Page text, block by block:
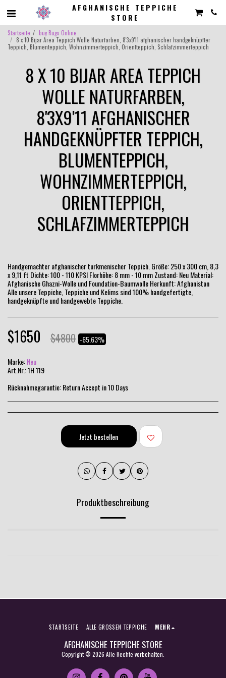
AFGHANISCHE TEPPICHE
STORE
Startseite
buy Rugs Online
8 x 10 Bijar Area Teppich Wolle Naturfarben, 8'3x9'11 afghanischer handgeknüpfter
Teppich, Blumenteppich, Wohnzimmerteppich, Orientteppich, Schlafzimmerteppich
8 X 10 BIJAR AREA TEPPICH
WOLLE NATURFARBEN,
8'3X9'11 AFGHANISCHER
HANDGEKNÜPFTER TEPPICH,
BLUMENTEPPICH,
WOHNZIMMERTEPPICH,
ORIENTTEPPICH,
SCHLAFZIMMERTEPPICH
Handgemachter afghanischer turkmenischer Teppich. Größe: 250 x 300 cm, 8,3
x 9,11 ft Dichte: 100 - 110 KPSI Florhöhe: 8 mm - 10 mm Zustand: Neu Material:
Afghanische Ghazni-Wolle und Foundation-Baumwolle Herkunft: Afghanistan
Alle unsere Teppiche, Teppiche und Kelims sind 100% handgefertigte,
handgeknüpfte und handgewebte Teppiche.
$1650 $4800 -65.63%
Marke:Neu
Art.Nr.:1H 119
Rücknahmegarantie:Return Accept in 10 Days
Jetzt bestellen
Produktbeschreibung
AFGHANISCHE TEPPICHE STORE
Copyright © 2026 Alle Rechte vorbehalten.
STARTSEITE ALLE GROSSEN TEPPICHE MEHR